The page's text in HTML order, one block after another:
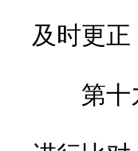
及时更
第十九